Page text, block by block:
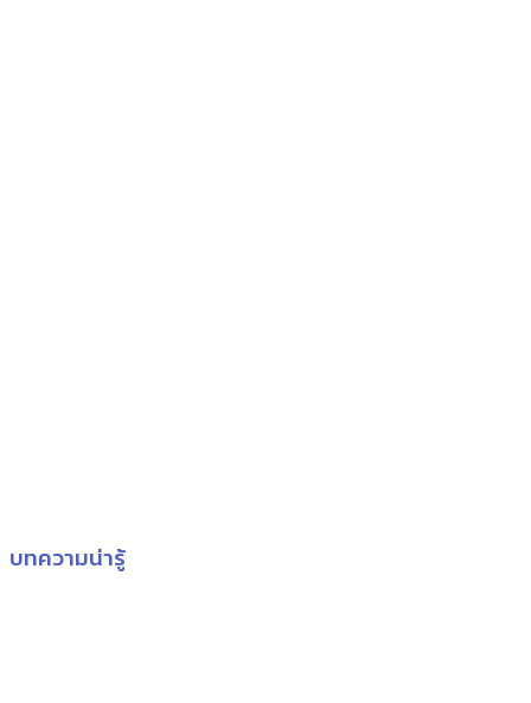
บทความน่ารู้